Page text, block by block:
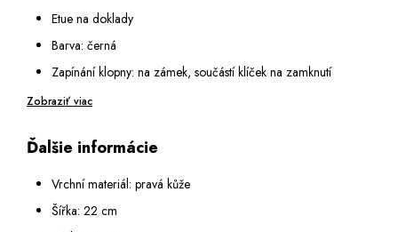
Etue na doklady
Barva: černá
Zapínání klopny: na zámek, součástí klíček na zamknutí
Vnitřní vybavení:
přihrádky
2 malé kapsy na zip
2 otevřené malé kapsy
Zobraziť viac
Ďalšie informácie
Vrchní materiál: pravá kůže
Šířka: 22 cm